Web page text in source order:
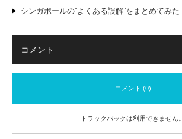
シンガポールの”よくある誤解”をまとめてみた
コメント
コメント (0)
トラックバックは利用できません。